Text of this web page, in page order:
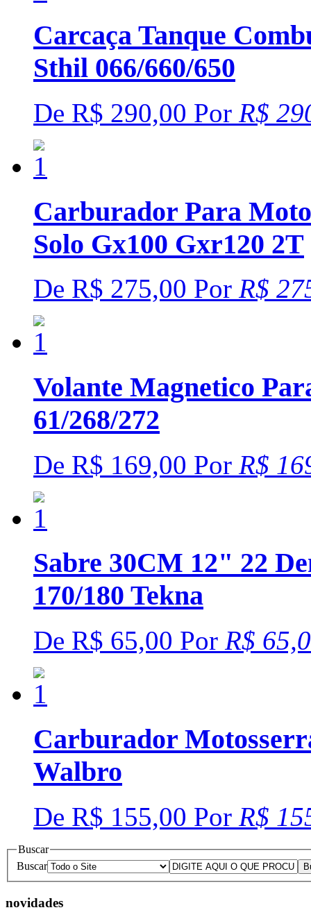
Carcaça Tanque
Sthil 066/660/650
De R$ 290,00 Por R$
Carburador Para
Solo Gx100 Gxr120 2T
De R$ 275,00 Por R$
Volante Magnetico
61/268/272
De R$ 169,00 Por R$
Sabre 30CM 12" 22
170/180 Tekna
De R$ 65,00 Por R$
Carburador
Walbro
De R$ 155,00 Por R$
Buscar
Buscar
novidades